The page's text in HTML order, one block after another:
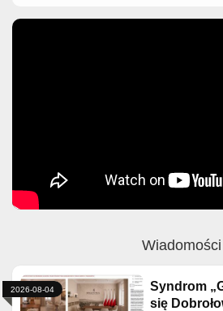
Wiadomości
Syndrom
się
2026-08-04